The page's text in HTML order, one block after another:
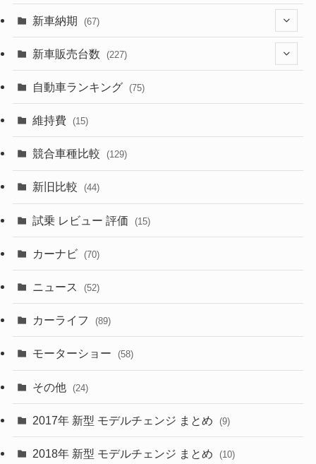
(329)
(357)
(328)
(253)
(242)
(85)
(84)
(50)
(43)
(6)
(9)
(58)
(28)
(27)
(26)
新車納期 (67)
(28)
(8)
(3)
(3)
新車販売台数 (227)
(21)
(5)
(7)
自動車ランキング (75)
維持費 (15)
競合車種比較 (129)
新旧比較 (44)
試乗 レビュー 評価 (15)
カーナビ (70)
ニュース (52)
カーライフ (89)
モーターショー (58)
その他 (24)
2017年 新型 モデルチェンジ まとめ (9)
2018年 新型 モデルチェンジ まとめ (10)